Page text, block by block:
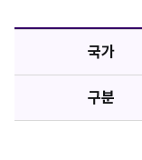
국가
구분